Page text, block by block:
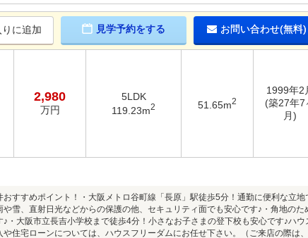
に追加 見学予約をする お問い合わせ(無料)
2,980
万円
5LDK
119.23m2 51.65m2
1999年2
(築27年7
月)
すすめポイント！・大阪メトロ谷町線「長原」駅徒歩5分！通勤に便利な立地
雪、直射日光などからの保護の他、セキュリティ面でも安心です♪・角地のた
・大阪市立長吉小学校まで徒歩4分！小さなお子さまの登下校も安心です♪ハウ
住宅ローンについては、ハウスフリーダムにお任せ下さい。（ご来店の際は、